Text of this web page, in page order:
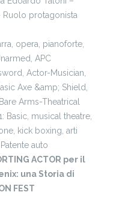
Ruolo protagonista
opera, pianoforte,
APC
Actor-Musician,
Axe &amp; Shield,
Arms-Theatrical
Basic, musical theatre,
kick boxing, arti
Patente auto
ACTOR per il
una Storia di
FEST